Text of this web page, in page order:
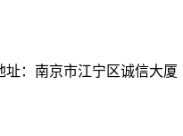
：南京市江宁区诚信大厦